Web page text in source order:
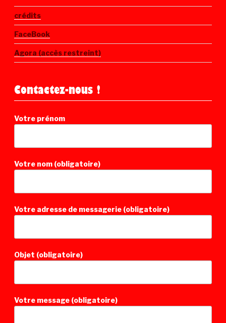
crédits
FaceBook
Agora (accès restreint)
Contactez-nous !
Votre prénom
Votre nom (obligatoire)
Votre adresse de messagerie (obligatoire)
Objet (obligatoire)
Votre message (obligatoire)